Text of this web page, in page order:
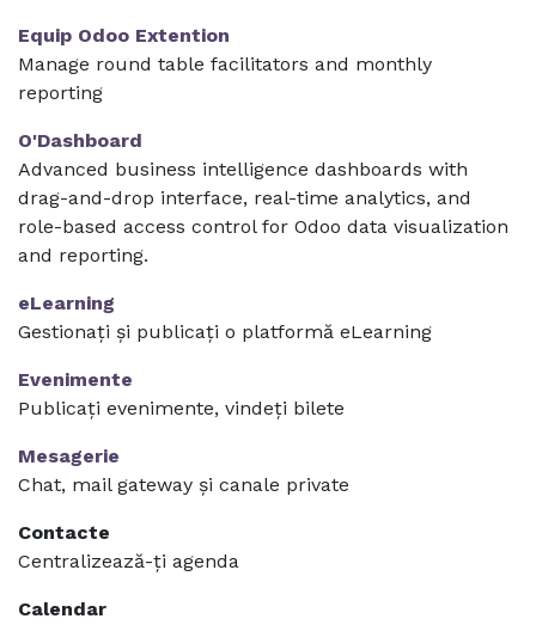
Equip Odoo Extention
Manage round table facilitators and monthly
reporting
O'Dashboard
Advanced business intelligence dashboards with
drag-and-drop interface, real-time analytics, and
role-based access control for Odoo data visualization
and reporting.
eLearning
Gestionați și publicați o platformă eLearning
Evenimente
Publicați evenimente, vindeți bilete
Mesagerie
Chat, mail gateway și canale private
Contacte
Centralizează-ți agenda
Calendar